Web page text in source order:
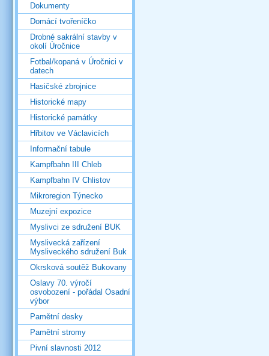
Dokumenty
Domácí tvořeníčko
Drobné sakrální stavby v
okolí Úročnice
Fotbal/kopaná v Úročnici v
datech
Hasičské zbrojnice
Historické mapy
Historické památky
Hřbitov ve Václavicích
Informační tabule
Kampfbahn III Chleb
Kampfbahn IV Chlistov
Mikroregion Týnecko
Muzejní expozice
Myslivci ze sdružení BUK
Myslivecká zařízení
Mysliveckého sdružení Buk
Okrsková soutěž Bukovany
Oslavy 70. výročí
osvobození - pořádal Osadní
výbor
Pamětní desky
Pamětní stromy
Pivní slavnosti 2012